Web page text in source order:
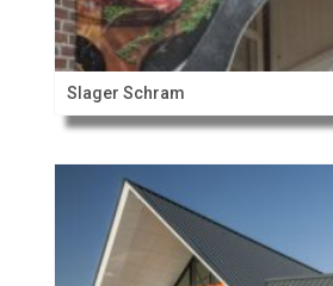
Slager Schram